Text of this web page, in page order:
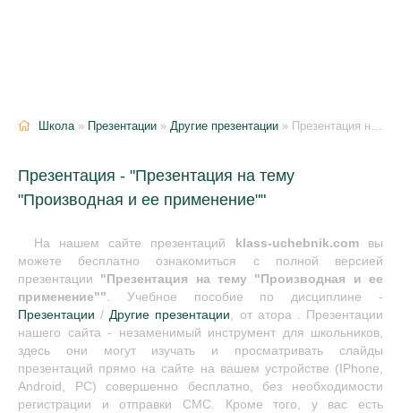
Школа» Презентации » Другие презентации » Презентация на тему "Производная и ее применение"
Презентация - "Презентация на тему
"Производная и ее применение""
На нашем сайте презентаций klass-uchebnik.comвы
можете бесплатно ознакомиться с полной версией
презентации "Презентация на тему "Производная и ее
применение"". Учебное пособие по дисциплине -
Презентации /Другие презентации, от атора . Презентации
нашего сайта - незаменимый инструмент для школьников,
здесь они могут изучать и просматривать слайды
презентаций прямо на сайте на вашем устройстве (IPhone,
Android, PC) совершенно бесплатно, без необходимости
регистрации и отправки СМС. Кроме того, у вас есть